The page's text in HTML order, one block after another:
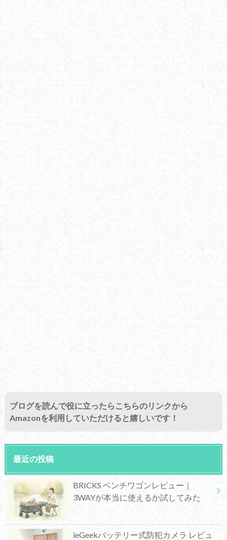
ブログを読んで役に立ったらこちらのリンクから
Amazonを利用していただけると嬉しいです！
最近の投稿
BRICKS ベンチワゴンレビュー｜
3WAYが本当に使えるか試してみた
ieGeekバッテリー式防犯カメラ レビュ